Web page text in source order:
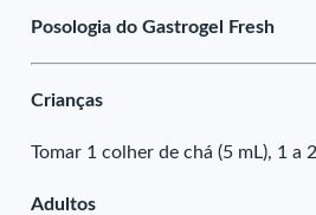
Posologia do Gastrogel Fresh
Crianças
Tomar 1 colher de chá (5 mL), 1 a
Adultos